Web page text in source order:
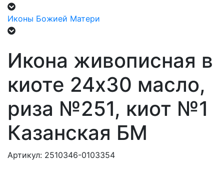
Иконы Божией Матери
Икона живописная в
киоте 24х30 масло,
риза №251, киот №1
Казанская БМ
Артикул: 2510346-0103354